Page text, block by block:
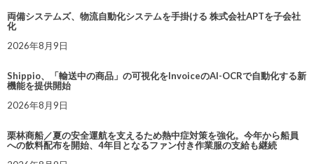
両備システムズ、物流自動化システムを手掛ける 株式会社APTを子会社
化
2026年8月9日
Shippio、「輸送中の商品」の可視化をInvoiceのAI-OCRで自動化する新
機能を提供開始
2026年8月9日
栗林商船／夏の安全運航を支えるため熱中症対策を強化。今年から船員
への飲料配布を開始、4年目となるファン付き作業服の支給も継続